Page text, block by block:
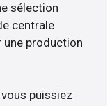
sélection
centrale
une production
puissiez